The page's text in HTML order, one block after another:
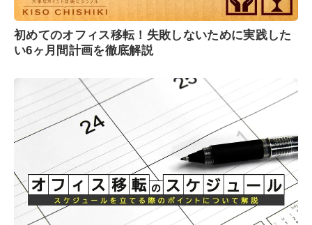
初めてのオフィス移転！失敗しないために実践した
い6ヶ月間計画を徹底解説